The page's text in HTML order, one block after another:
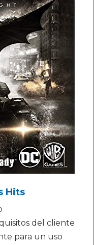
Hits
del cliente
para un uso